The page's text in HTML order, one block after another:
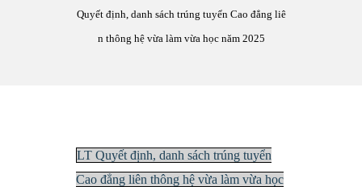
Quyết định, danh sách trúng tuyển Cao đẳng liê
n thông hệ vừa làm vừa học năm 2025
LT Quyết định, danh sách trúng tuyển
Cao đẳng liên thông hệ vừa làm vừa học